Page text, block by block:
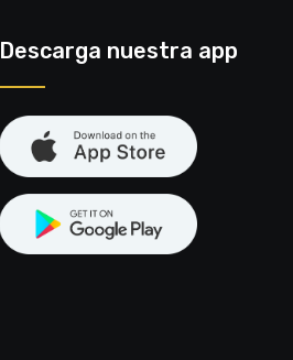
Descarga nuestra app